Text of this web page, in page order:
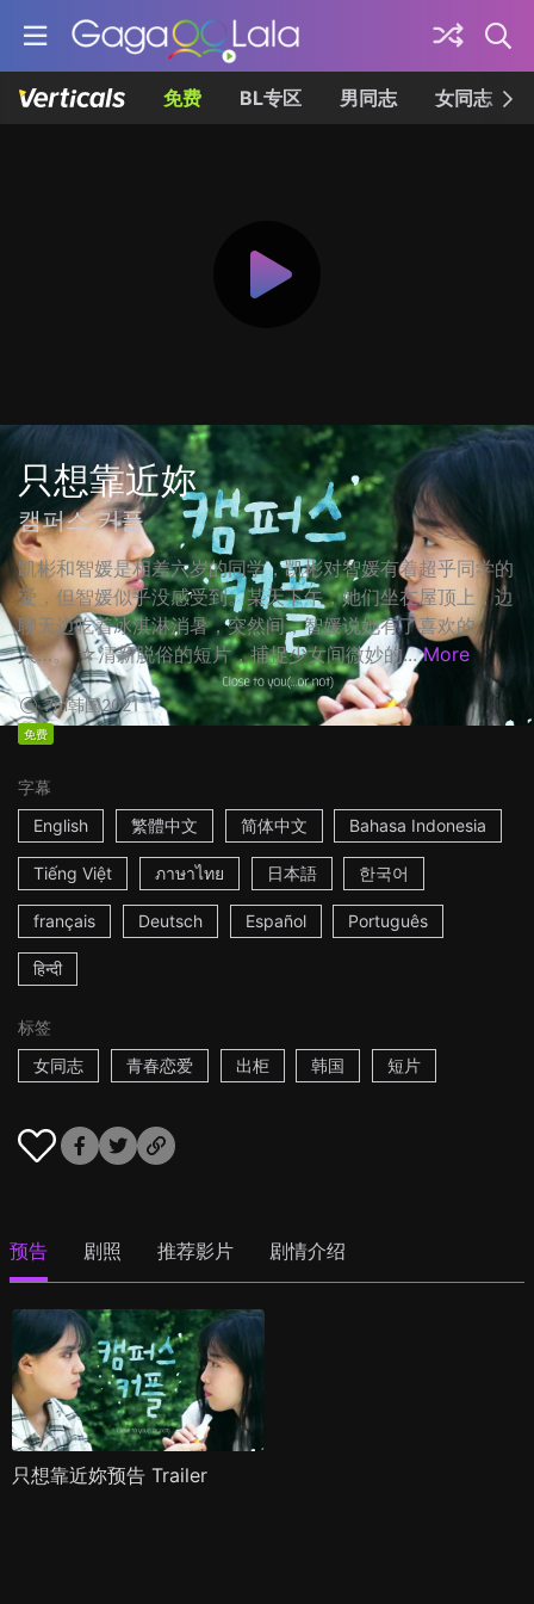
免费 BL专区 男同志 女同志
只想靠近妳
캠퍼스 커플
凯彬和智媛是相差六岁的同学，凯彬对智媛有着超乎同学的
爱，但智媛似乎没感受到。某天下午，她们坐在屋顶上，边
聊天边吃着冰淇淋消暑，突然间，智媛说她有了喜欢的
人…。 ☆清新脱俗的短片，捕捉少女间微妙的... More
7m韩国2021
免费
字幕
English
繁體中文 简体中文 Bahasa Indonesia
Tiếng Việt ภาษาไทย 日本語 한국어
français Deutsch Español Português
हिन्दी
标签
女同志
青春恋爱 出柜 韩国 短片
预告 剧照 推荐影片 剧情介绍
只想靠近妳预告 Trailer